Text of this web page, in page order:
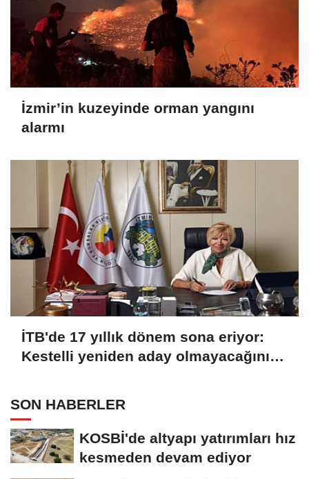
İzmir’in kuzeyinde orman yangını
alarmı
İTB'de 17 yıllık dönem sona eriyor:
Kestelli yeniden aday olmayacağını
SON HABERLER
KOSBİ'de altyapı yatırımları hız
kesmeden devam ediyor